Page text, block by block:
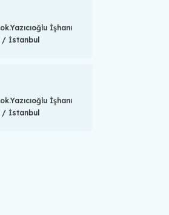
İşhanı
/ İstanbul
İşhanı
/ İstanbul